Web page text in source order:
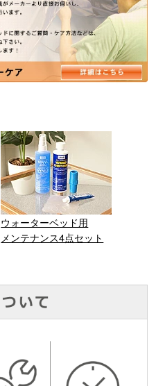
ウォーターベッド用
メンテナンス4点セット